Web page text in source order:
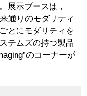
展示ブースは，
通りのモダリティ
とにモダリティを
テムズの持つ製品
のコーナーが